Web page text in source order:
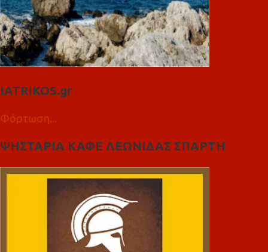
IATRIKOS.gr
Φόρτωση...
ΨΗΣΤΑΡΙΑ ΚΑΦΕ ΛΕΩΝΙΔΑΣ ΣΠΑΡΤΗ